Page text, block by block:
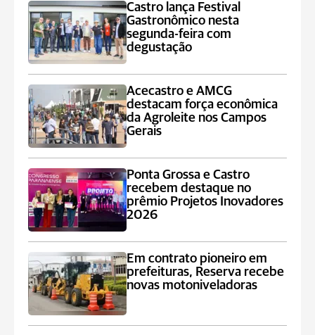
Castro lança Festival
Gastronômico nesta
segunda-feira com
degustação
Acecastro e AMCG
destacam força econômica
da Agroleite nos Campos
Gerais
Ponta Grossa e Castro
recebem destaque no
prêmio Projetos Inovadores
2026
Em contrato pioneiro em
prefeituras, Reserva recebe
novas motoniveladoras